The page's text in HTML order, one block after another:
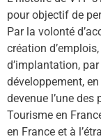
pour objectif de
Par la volonté
création
d’implantation,
développement,
devenue l’une
Tourisme en
en France et à